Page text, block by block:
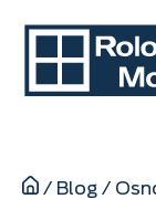
/ Blog /